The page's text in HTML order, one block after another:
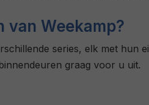
van Weekamp?
series, elk met hun
graag voor u uit.